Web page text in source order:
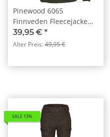
Pinewood 6065
Finnveden Fleecejacke
Kids grün (100)
39,95 € *
Alter Preis:49,95 €
SALE 13%